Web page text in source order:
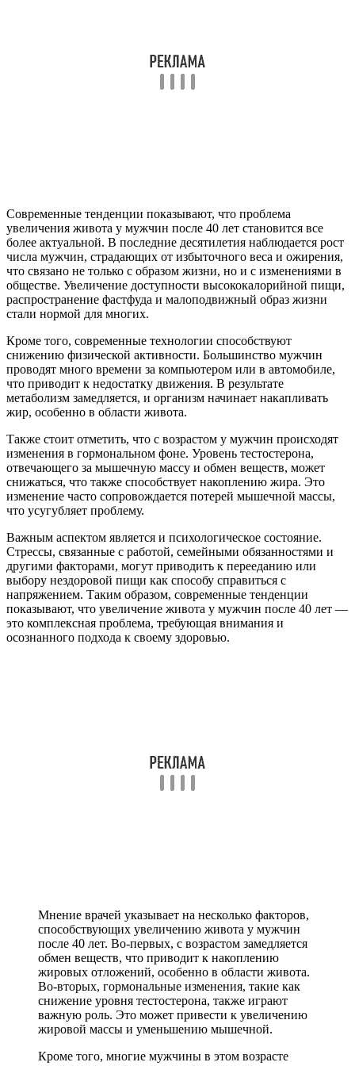
Современные тенденции показывают, что проблема
увеличения живота у мужчин после 40 лет становится все
более актуальной. В последние десятилетия наблюдается рост
числа мужчин, страдающих от избыточного веса и ожирения,
что связано не только с образом жизни, но и с изменениями в
обществе. Увеличение доступности высококалорийной пищи,
распространение фастфуда и малоподвижный образ жизни
стали нормой для многих.
Кроме того, современные технологии способствуют
снижению физической активности. Большинство мужчин
проводят много времени за компьютером или в автомобиле,
что приводит к недостатку движения. В результате
метаболизм замедляется, и организм начинает накапливать
жир, особенно в области живота.
Также стоит отметить, что с возрастом у мужчин происходят
изменения в гормональном фоне. Уровень тестостерона,
отвечающего за мышечную массу и обмен веществ, может
снижаться, что также способствует накоплению жира. Это
изменение часто сопровождается потерей мышечной массы,
что усугубляет проблему.
Важным аспектом является и психологическое состояние.
Стрессы, связанные с работой, семейными обязанностями и
другими факторами, могут приводить к перееданию или
выбору нездоровой пищи как способу справиться с
напряжением. Таким образом, современные тенденции
показывают, что увеличение живота у мужчин после 40 лет —
это комплексная проблема, требующая внимания и
осознанного подхода к своему здоровью.
Мнение врачей указывает на несколько факторов,
способствующих увеличению живота у мужчин
после 40 лет. Во-первых, с возрастом замедляется
обмен веществ, что приводит к накоплению
жировых отложений, особенно в области живота.
Во-вторых, гормональные изменения, такие как
снижение уровня тестостерона, также играют
важную роль. Это может привести к увеличению
жировой массы и уменьшению мышечной.
Кроме того, многие мужчины в этом возрасте